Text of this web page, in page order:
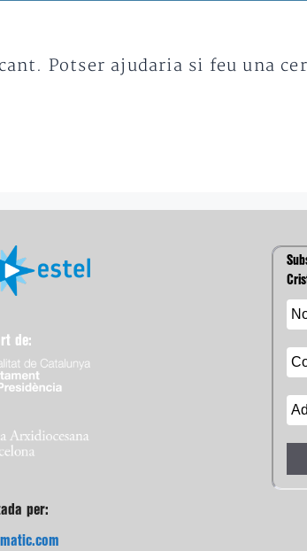
Potser ajudaria si feu una
de:
per: